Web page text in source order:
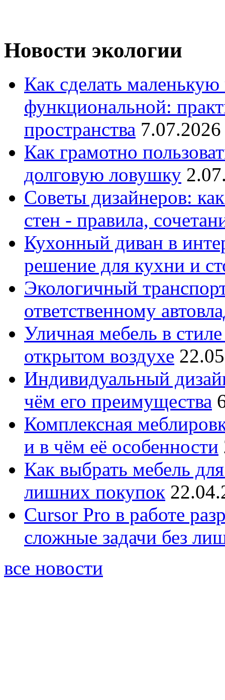
Новости экологии
Как сделать
функциональной:
пространства
Как грамотно
долговую ловушку
Советы дизайнеров:
стен - правила,
Кухонный диван в
решение для кухни и
Экологичный
ответственному
Уличная мебель в
открытом воздухе
Индивидуальный
чём его преимущества
Комплексная
и в чём её особенности
Как выбрать мебель
лишних покупок
Cursor Pro в работе
сложные задачи без
все новости